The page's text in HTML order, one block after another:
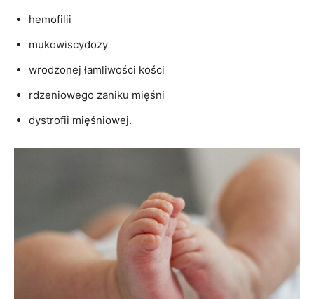
hemofilii
mukowiscydozy
wrodzonej łamliwości kości
rdzeniowego zaniku mięśni
dystrofii mięśniowej.